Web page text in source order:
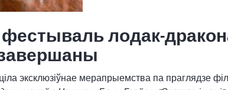
лодак-
эксклюзіўнае мерапрыемства па праглядзе